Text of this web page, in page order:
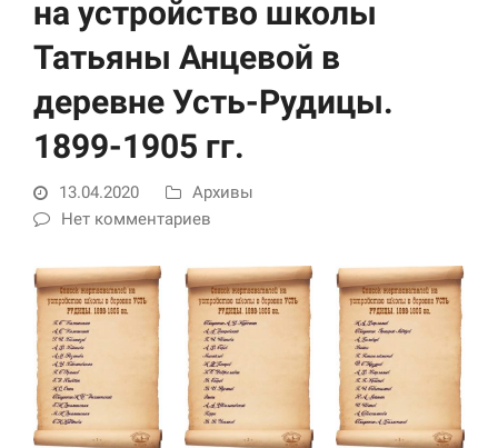
на устройство школы
Татьяны Анцевой в
деревне Усть-Рудицы.
1899-1905 гг.
13.04.2020
Архивы
Нет комментариев
Необходимые
этих файлов cookie
необходимы для
функционирования
улучшить
функциональность
и структуру веб-
сайта, исходя из
того, как он
используется.